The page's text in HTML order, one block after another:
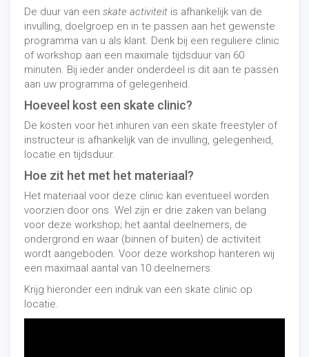
De duur van een skate activiteit is afhankelijk van de
invulling, doelgroep en in te passen aan het gewenste
programma van u als klant. Denk bij een reguliere clinic
of workshop aan een maximale tijdsduur van 60
minuten. Bij ieder ander onderdeel is dit aan te passen
aan uw programma of gelegenheid.
Hoeveel kost een skate clinic?
De kosten voor het inhuren van een skate freestyler of
instructeur is afhankelijk van de invulling, gelegenheid,
locatie en tijdsduur.
Hoe zit het met het materiaal?
Het materiaal voor deze clinic kan eventueel worden
voorzien door ons. Wel zijn er drie zaken van belang
voor deze workshop; het aantal deelnemers, de
ondergrond en waar (binnen of buiten) de activiteit
wordt aangeboden. Voor deze workshop hanteren wij
een maximaal aantal van 10 deelnemers.
Krijg hieronder een indruk van een skate clinic op
locatie.